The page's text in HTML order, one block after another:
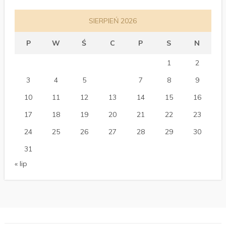
SIERPIEŃ 2026
P W Ś C P S N
1
2
3
4 5 7 8
9
10
11 12 13 14 15
16
17
18 19 20 21 22
23
24
25 26 27 28 29
30
31
« lip